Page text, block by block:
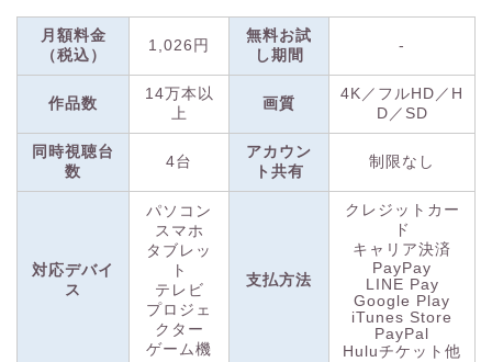
月額料金
（税込）
1,026円
無料お試
し期間
-
作品数
14万本以
上
画質
4K／フルHD／H
D／SD
同時視聴台
数
4台
アカウン
ト共有
制限なし
対応デバイ
ス
パソコン
スマホ
タブレッ
ト
テレビ
プロジェ
クター
ゲーム機
支払方法
クレジットカー
ド
キャリア決済
PayPay
LINE Pay
Google Play
iTunes Store
PayPal
Huluチケット他